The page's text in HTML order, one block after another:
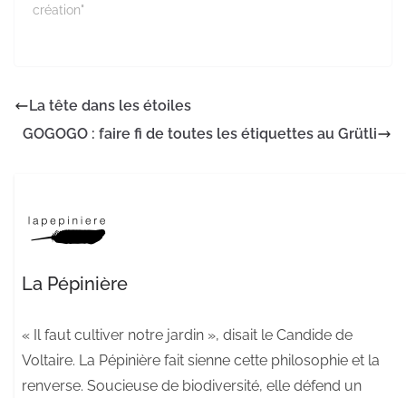
création"
La tête dans les étoiles
GOGOGO : faire fi de toutes les étiquettes au Grütli
La Pépinière
« Il faut cultiver notre jardin », disait le Candide de
Voltaire. La Pépinière fait sienne cette philosophie et la
renverse. Soucieuse de biodiversité, elle défend un